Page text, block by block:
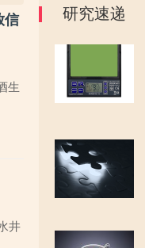
信
生
井
研究速递